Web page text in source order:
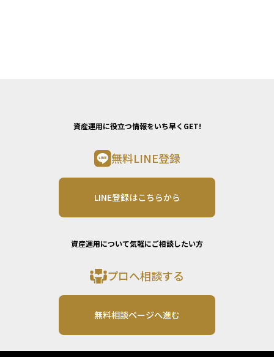
資産運用に役立つ情報をいち早くGET!
無料LINE登録
LINE登録はこちらから
資産運用について気軽にご相談したい方
プロへ相談する
無料相談ページへ進む